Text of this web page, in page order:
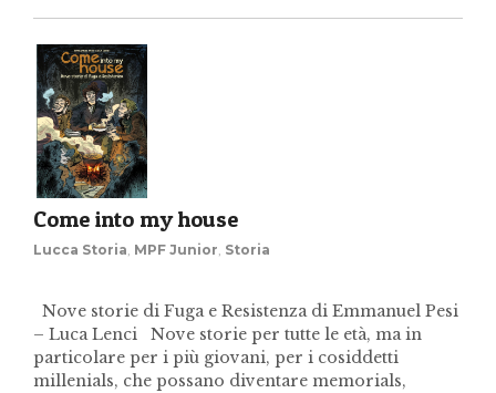
Come into my house
Lucca Storia MPF Junior Storia
Nove storie di Fuga e Resistenza di Emmanuel Pesi
– Luca Lenci Nove storie per tutte le età, ma in
particolare per i più giovani, per i cosiddetti
millenials, che possano diventare memorials,